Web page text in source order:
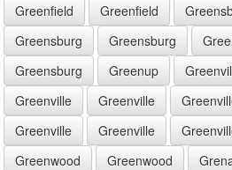
Greenfield
Greenfield
Greensburg
Greensburg
Greensburg
Greenup
Greenville
Greenville
Greenville
Greenville
Greenwood
Greenwood